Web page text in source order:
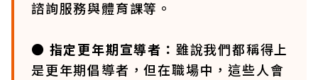
諮詢服務與體育課等。
● 指定更年期宣導者： 雖說我們都稱得上
是更年期倡導者，但在職場中，這些人會